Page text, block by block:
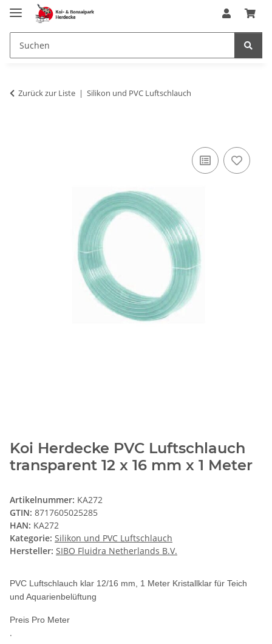
Zurück zur Liste Silikon und PVC Luftschlauch
Koi Herdecke PVC Luftschlauch
transparent 12 x 16 mm x 1 Meter
Artikelnummer: KA272
GTIN: 8717605025285
HAN: KA272
Kategorie: Silikon und PVC Luftschlauch
Hersteller: SIBO Fluidra Netherlands B.V.
PVC Luftschlauch klar 12/16 mm, 1 Meter Kristallklar für Teich
und Aquarienbelüftung
Preis Pro Meter
.